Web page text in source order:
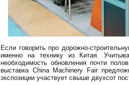
Если говорить про дорожно-
именно на технику из Китая.
необходимость обновления почти
выставка China Machinery Fair
экспозиции участвует свыше двухсот